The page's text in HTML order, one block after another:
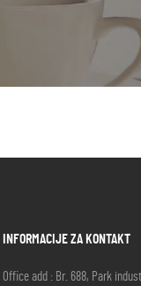
INFORMACIJE ZA KONTAKT
Office add : Br. 688, Park